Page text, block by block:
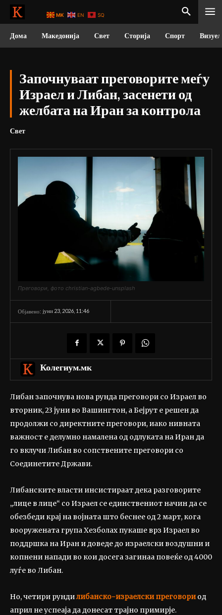
Дома Македонија Свет Сторија Спорт
Започнуваат преговорите меѓу
Израел и Либан, засенети од
желбата на Иран за контрола
Свет
Преговори, фото christian-agbede-unsplash
Објавено: јуни 23, 2026, 11:46
Колегиум.мк
Либан започнува нова рунда преговори со Израел во
вторник, 23 јуни во Вашингтон, а Бејрут е решен да
продолжи со директните преговори, иако нивната
важност е делумно намалена од одлуката на Иран да
го вклучи Либан во сопствените преговори со
Соединетите Држави.
Либанските власти инсистираат дека разговорите
„лице в лице“ со Израел се единствениот начин да се
обезбеди крај на војната што беснее од 2 март, кога
вооружената група Хезболах пукаше врз Израел во
поддршка на Иран и доведе до израелски воздушни и
копнени напади во кои досега загинаа повеќе од 4000
луѓе во Либан.
Но, четири рундилибанско-израелски преговориод
април не успеаја да донесат трајно примирје.
MK EN SQ